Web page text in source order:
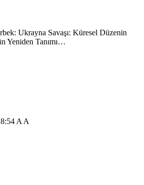
Ukrayna Savaşı: Küresel Düzenin
Yeniden Tanımı…
A A